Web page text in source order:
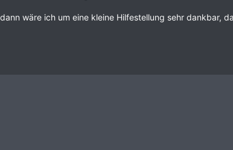
wäre ich um eine kleine Hilfestellung sehr dankbar,